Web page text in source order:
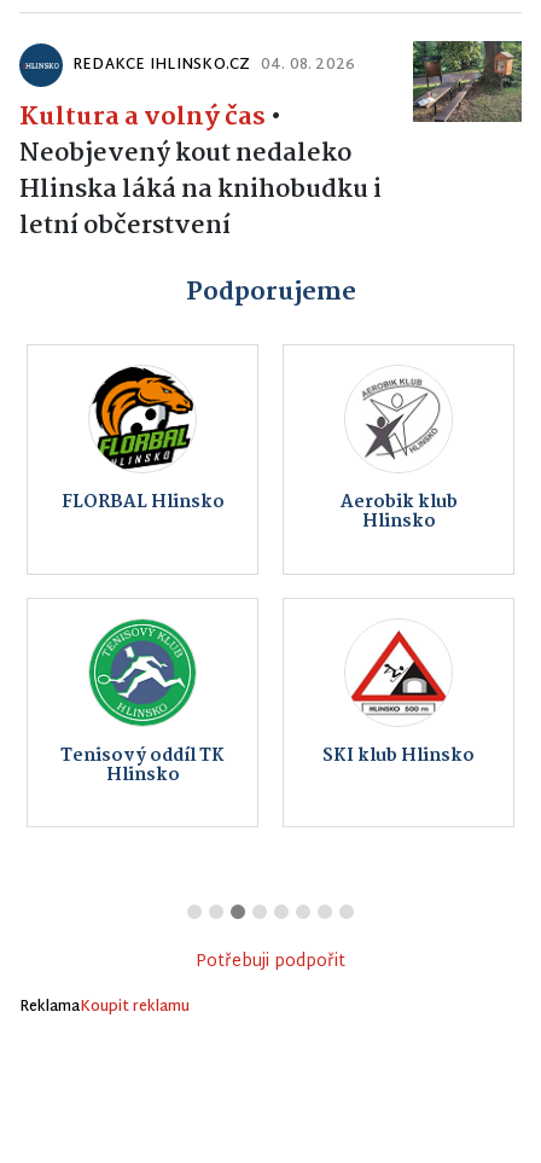
REDAKCE IHLINSKO.CZ 04. 08. 2026
Kultura a volný čas •
Neobjevený kout nedaleko
Hlinska láká na knihobudku i
letní občerstvení
Podporujeme
Taneční studio Mateřská škola,
Hlinsko, Budovatelů
Vzdělávací centrum
Planeta Hlinsko, p.o.
Závodní team Ski
Potřebuji podpořit
ReklamaKoupit reklamu